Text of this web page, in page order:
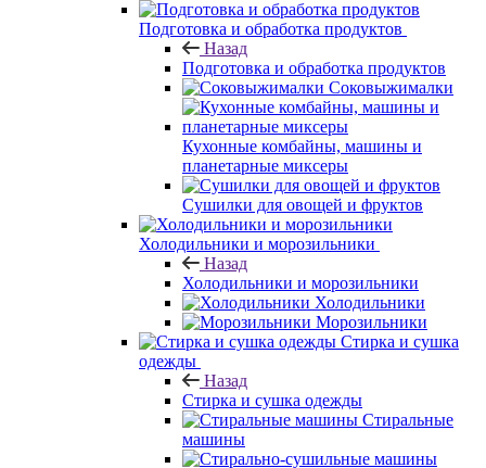
Подготовка и обработка продуктов
Назад
Подготовка и обработка продуктов
Соковыжималки
Кухонные комбайны, машины и
планетарные миксеры
Сушилки для овощей и фруктов
Холодильники и морозильники
Назад
Холодильники и морозильники
Холодильники
Морозильники
Стирка и сушка
одежды
Назад
Стирка и сушка одежды
Стиральные
машины